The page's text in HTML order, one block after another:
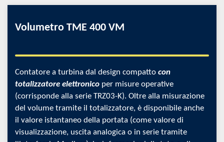
Volumetro TME 400 VM
Contatore a turbina dal design compatto con
totalizzatore elettronico per misure operative
(corrisponde alla serie TRZ03-K). Oltre alla misurazione
del volume tramite il totalizzatore, è disponibile anche
il valore istantaneo della portata (come valore di
visualizzazione, uscita analogica o in serie tramite